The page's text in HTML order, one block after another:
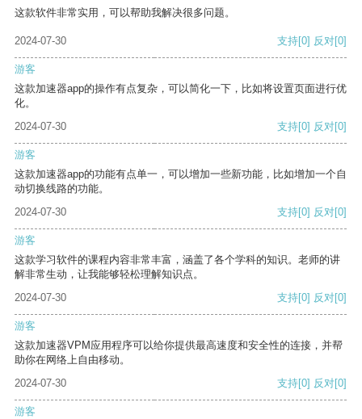
这款软件非常实用，可以帮助我解决很多问题。
2024-07-30 支持[0] 反对[0]
游客
这款加速器app的操作有点复杂，可以简化一下，比如将设置页面进行优
化。
2024-07-30
支持[0] 反对[0]
游客
这款加速器app的功能有点单一，可以增加一些新功能，比如增加一个自
动切换线路的功能。
2024-07-30
支持[0] 反对[0]
游客
这款学习软件的课程内容非常丰富，涵盖了各个学科的知识。老师的讲
解非常生动，让我能够轻松理解知识点。
2024-07-30
支持[0] 反对[0]
游客
这款加速器VPM应用程序可以给你提供最高速度和安全性的连接，并帮
助你在网络上自由移动。
2024-07-30
支持[0] 反对[0]
游客